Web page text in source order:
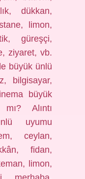
dükkan,
limon,
güreşçi,
ziyaret, vb.
büyük ünlü
bilgisayar,
büyük
Alıntı
uyumu
ceylan,
fidan,
limon,